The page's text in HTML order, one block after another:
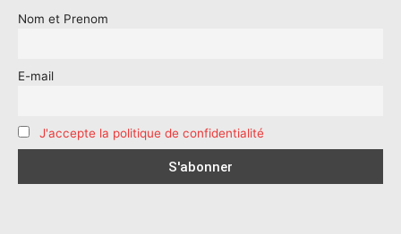
Nom et Prenom
E-mail
J'accepte la politique de confidentialité